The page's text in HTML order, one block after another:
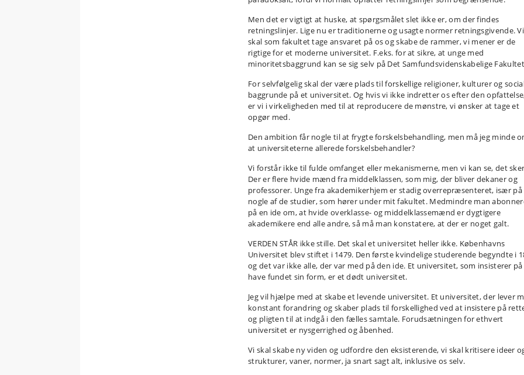
Men det er vigtigt at huske, at spørgsmålet slet ikke er, om der findes
retningslinjer. Lige nu er traditionerne og usagte normer retningsgivende. Vi
skal som fakultet tage ansvaret på os og skabe de rammer, vi mener er de
rigtige for et moderne universitet. F.eks. for at sikre, at unge med
minoritetsbaggrund kan se sig selv på Det Samfundsvidenskabelige
For selvfølgelig skal der være plads til forskellige religioner, kulturer og
baggrunde på et universitet. Og hvis vi ikke indretter os efter den
er vi i virkeligheden med til at reproducere de mønstre, vi ønsker at tage et
opgør med.
Den ambition får nogle til at frygte forskelsbehandling, men må jeg minde
at universiteterne allerede forskelsbehandler?
Vi forstår ikke til fulde omfanget eller mekanismerne, men vi kan se, det
Der er flere hvide mænd fra middelklassen, som mig, der bliver dekaner og
professorer. Unge fra akademikerhjem er stadig overrepræsenteret, især på
nogle af de studier, som hører under mit fakultet. Medmindre man
på en ide om, at hvide overklasse- og middelklassemænd er dygtigere
akademikere end alle andre, så må man konstatere, at der er noget galt.
VERDEN STÅR ikke stille. Det skal et universitet heller ikke. Københavns
Universitet blev stiftet i 1479. Den første kvindelige studerende begyndte i
og det var ikke alle, der var med på den ide. Et universitet, som insisterer
have fundet sin form, er et dødt universitet.
Jeg vil hjælpe med at skabe et levende universitet. Et universitet, der lever
konstant forandring og skaber plads til forskellighed ved at insistere på
og pligten til at indgå i den fælles samtale. Forudsætningen for ethvert
universitet er nysgerrighed og åbenhed.
Vi skal skabe ny viden og udfordre den eksisterende, vi skal kritisere ideer
strukturer, vaner, normer, ja snart sagt alt, inklusive os selv.